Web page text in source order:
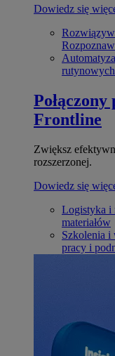
Dowiedz się
Frontline
Zwiększ
rozszerzonej.
Dowiedz się
Logistyka i
materiałów
Szkolenia i
pracy i